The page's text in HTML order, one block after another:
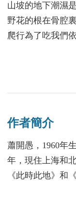
山坡的地下潮濕
野花的根在骨腔
爬行為了吃我們
這就是美好的體
請你回到山坡冰冷
和鬆弛的沒有知
反而可以做出判
作者簡介
蕭開愚，1960年
年，現住上海和
《此時此地》和